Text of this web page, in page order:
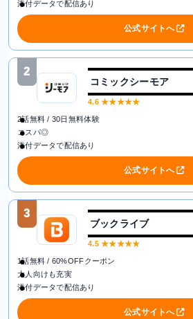
添付データで配信あり
公式サイトへ
2
コミックシーモア
4.6★★★★★
2話無料 / 30日無料体験
コスパ◎
添付データで配信あり
公式サイトへ
3
ブックライブ
4.5★★★★★
1話無料 / 60%OFFクーポン
大人向けも充実
添付データで配信あり
公式サイトへ